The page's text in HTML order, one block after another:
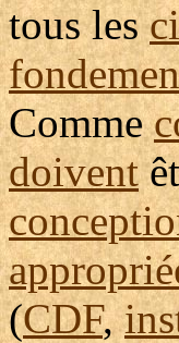
tous les
Comme
doivent
(CDF,